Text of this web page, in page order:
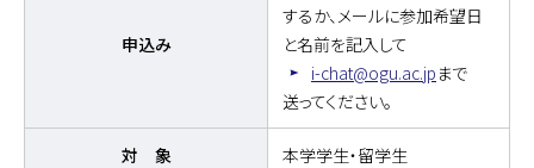
申込み
するか、メールに参加希望日
と名前を記入して
i-chat@ogu.ac.jp まで
送ってください。
対 象 本学学生・留学生